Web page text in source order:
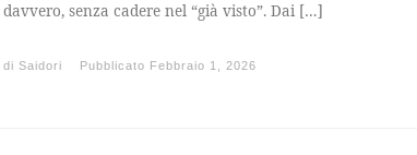
davvero, senza cadere nel “già visto”. Dai […]
di Saidori Pubblicato Febbraio 1, 2026